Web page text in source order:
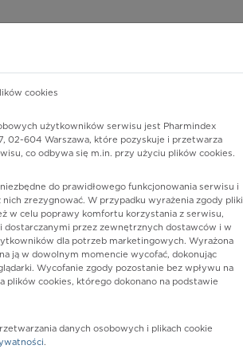
lider wiedzy o lekach
opatrunek żelowy,
cookies
użytkowników serwisu jest Pharmindex
7, 02-604 Warszawa, które pozyskuje i przetwarza
co odbywa się m.in. przy użyciu plików cookies.
do prawidłowego funkcjonowania serwisu i
zrezygnować. W przypadku wyrażenia zgody pliki
w celu poprawy komfortu korzystania z serwisu,
dostarczanymi przez zewnętrznych dostawców i w
dla potrzeb marketingowych. Wyrażona
ją w dowolnym momencie wycofać, dokonując
Wycofanie zgody pozostanie bez wpływu na
plików cookies, którego dokonano na podstawie
danych osobowych i plikach cookie
.